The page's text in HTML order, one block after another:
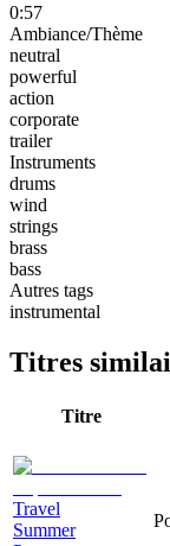
0:57
Ambiance/Thème
neutral
powerful
action
corporate
trailer
Instruments
drums
wind
strings
brass
bass
Autres tags
instrumental
Titres
Titre
Travel
Summer